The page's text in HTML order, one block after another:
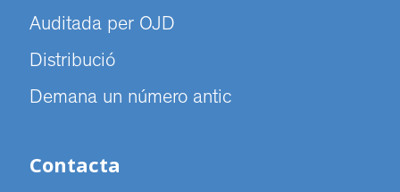
Auditada per OJD
Distribució
Demana un número antic
Contacta